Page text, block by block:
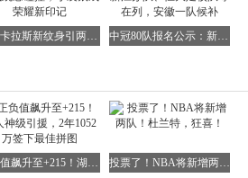
异所在——
言不讳地说：“我不需要朋友，我
让他成为了最可怕的终结者，但也
格不入。
你们赢”的团队领袖。他温和、周
分享球权。他曾说过：“我打球是
阿尔卡拉斯新纹身引两代观念碰撞，小袋鼠成荣耀新印记 中冠80队报名公示：新江苏队、恒大足校队等在列，安徽一队候补
正负值飙升至+215！湖人神级引援，2年1052万签下最佳拼图 投票了！NBA将新增两队！杜兰特，狂喜！